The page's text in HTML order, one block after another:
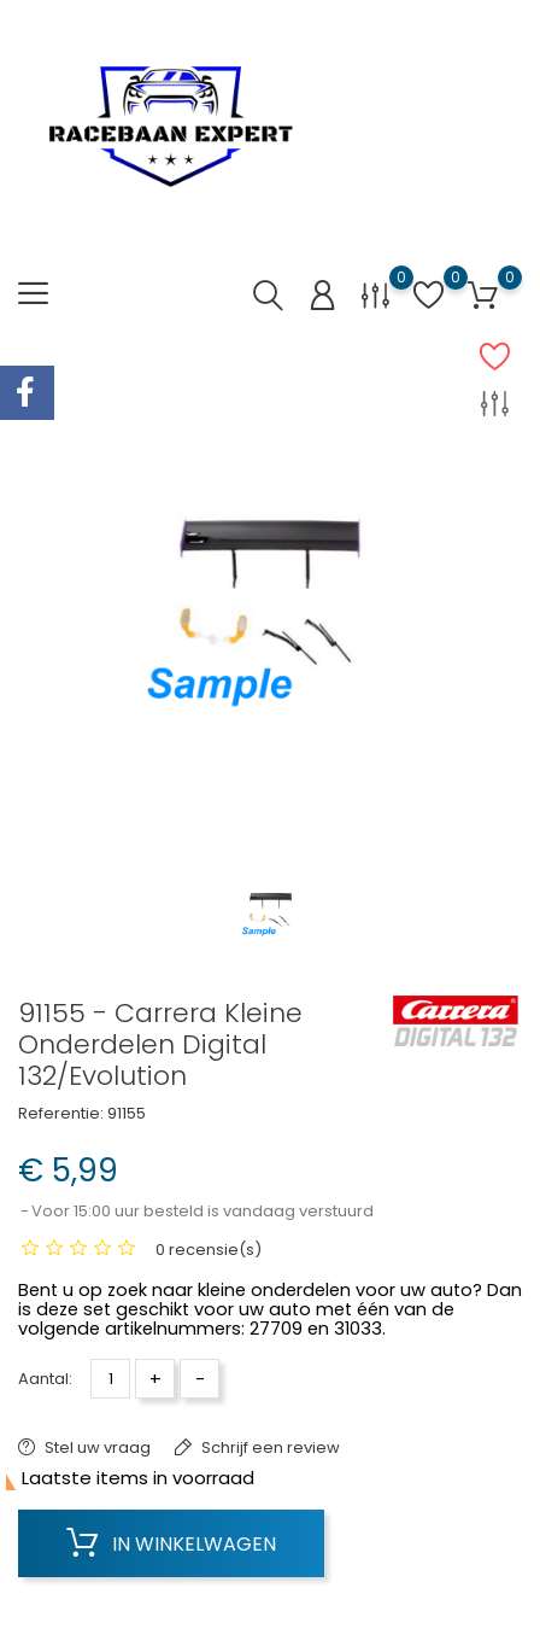
0 0 0
91155 - Carrera Kleine
Onderdelen Digital
132/Evolution
Referentie: 91155
€ 5,99
Voor 15:00 uur besteld is vandaag verstuurd
0 recensie(s)
Bent u op zoek naar kleine onderdelen voor uw auto? Dan
is deze set geschikt voor uw auto met één van de
volgende artikelnummers: 27709 en 31033.
Aantal: + -
Stel uw vraag Schrijf een review
Laatste items in voorraad
IN WINKELWAGEN